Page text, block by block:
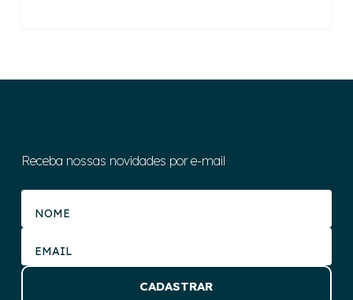
Receba nossas novidades por e-mail